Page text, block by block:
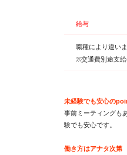
給与
職種により違い
※交通費別途支
未経験でも安心の
事前ミーティングも
験でも安心です。
働き方はアナタ次第